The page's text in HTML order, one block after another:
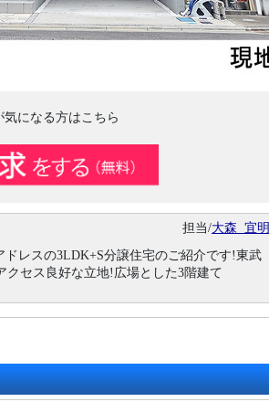
になる方はこちら
担当/大森 宜明
レスの3LDK+S分譲住宅のご紹介です!東武
クセス良好な立地!広場とした3階建て